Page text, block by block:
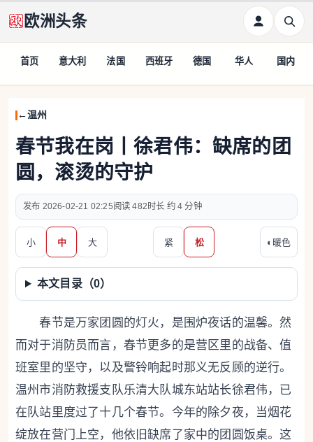
欧洲头条
首页 意大利 法国 西班牙 德国 华人 国内
温州
春节我在岗丨徐君伟：缺席的团
圆，滚烫的守护
2026-02-21 02:25 482 约 4 分钟
小 中 大 紧 松 ◐ 暖色
本文目录（0）
春节是万家团圆的灯火，是围炉夜话的温馨。然
而对于消防员而言，春节更多的是营区里的战备、值
班室里的坚守，以及警铃响起时那义无反顾的逆行。
温州市消防救援支队乐清大队城东站站长徐君伟，已
在队站里度过了十几个春节。今年的除夕夜，当烟花
绽放在营门上空，他依旧缺席了家中的团圆饭桌。这